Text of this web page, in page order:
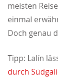
meisten
einmal
Doch genau
Tipp: Lalín
durch